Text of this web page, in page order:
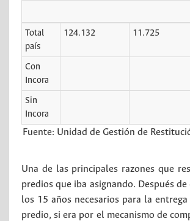
Total
país
124.132 11.725
Con
Incora
Sin
Incora
Fuente: Unidad de Gestión de
Una de las principales razones que
predios que iba asignando. Después
los 15 años necesarios para la
predio, si era por el mecanismo de